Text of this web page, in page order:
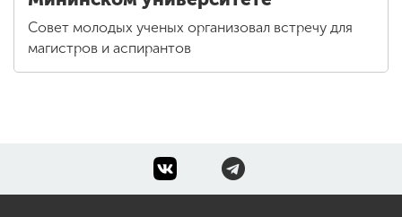
Совет молодых ученых организовал встречу для
магистров и аспирантов